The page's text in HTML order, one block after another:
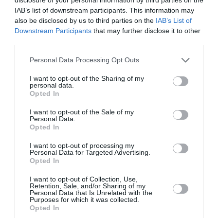
IAB’s list of downstream participants. This information may
also be disclosed by us to third parties on the IAB’s List of
Downstream Participants that may further disclose it to other
Personal Data Processing Opt Outs
I want to opt-out of the Sharing of my
personal data.
Opted In
I want to opt-out of the Sale of my
Personal Data.
Opted In
I want to opt-out of processing my
Personal Data for Targeted Advertising.
Opted In
I want to opt-out of Collection, Use,
Retention, Sale, and/or Sharing of my
Personal Data that Is Unrelated with the
Purposes for which it was collected.
Opted In
muncitorului şi de 147.100 euro pentru fiecare dintre
cei patru fraţi (în total 588 mii euro). Municipiul,
Crotonscavi și Dinale au fost, de asemenea,
condamnați la rambursarea membrilor familiei
pentru toate cheltuielile de judecată, calculate la
61.128euro.
desfășurare în legătură cu accidentul de muncă.
Articolul anterior
accident rutier în care au fost implicate
patru mașini
Următorul articol